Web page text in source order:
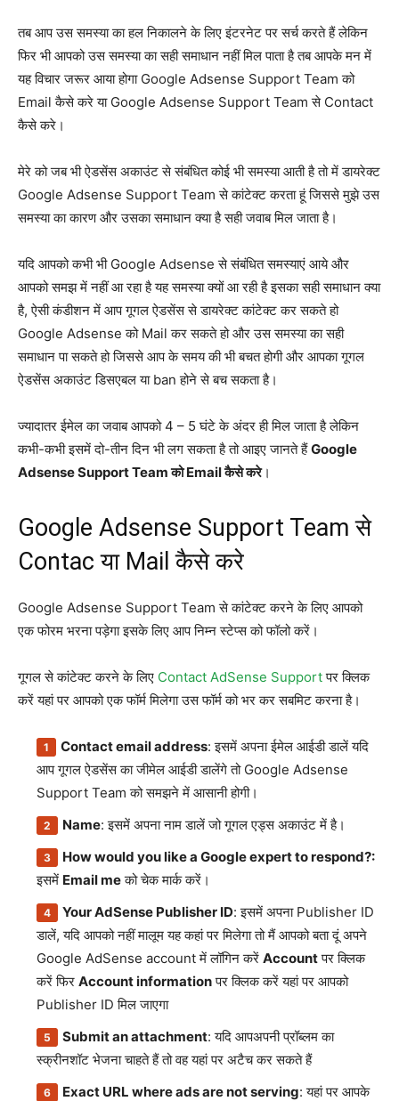
तब आप उस समस्या का हल निकालने के लिए इंटरनेट पर सर्च करते हैं लेकिन
फिर भी आपको उस समस्या का सही समाधान नहीं मिल पाता है तब आपके मन में
यह विचार जरूर आया होगा Google Adsense Support Team को
Email कैसे करे या Google Adsense Support Team से Contact
कैसे करे।
मेरे को जब भी ऐडसेंस अकाउंट से संबंधित कोई भी समस्या आती है तो में डायरेक्ट
Google Adsense Support Team से कांटेक्ट करता हूं जिससे मुझे उस
समस्या का कारण और उसका समाधान क्या है सही जवाब मिल जाता है।
यदि आपको कभी भी Google Adsense से संबंधित समस्याएं आये और
आपको समझ में नहीं आ रहा है यह समस्या क्यों आ रही है इसका सही समाधान क्या
है, ऐसी कंडीशन में आप गूगल ऐडसेंस से डायरेक्ट कांटेक्ट कर सकते हो
Google Adsense को Mail कर सकते हो और उस समस्या का सही
समाधान पा सकते हो जिससे आप के समय की भी बचत होगी और आपका गूगल
ऐडसेंस अकाउंट डिसएबल या ban होने से बच सकता है।
ज्यादातर ईमेल का जवाब आपको 4 – 5 घंटे के अंदर ही मिल जाता है लेकिन
कभी-कभी इसमें दो-तीन दिन भी लग सकता है तो आइए जानते हैंGoogle
Adsense Support Team को Email कैसे करे।
Google Adsense Support Team से
Contac या Mail कैसे करे
Google Adsense Support Team से कांटेक्ट करने के लिए आपको
एक फोरम भरना पड़ेगा इसके लिए आप निम्न स्टेप्स को फॉलो करें।
गूगल से कांटेक्ट करने के लिए Contact AdSense Supportपर क्लिक
करें यहां पर आपको एक फॉर्म मिलेगा उस फॉर्म को भर कर सबमिट करना है।
Contact email address: इसमें अपना ईमेल आईडी डालें यदि
आप गूगल ऐडसेंस का जीमेल आईडी डालेंगे तो Google Adsense
Support Team को समझने में आसानी होगी।
Name: इसमें अपना नाम डालें जो गूगल एड्स अकाउंट में है।
How would you like a Google expert to respond?:
इसमें Email meको चेक मार्क करें।
Your AdSense Publisher ID: इसमें अपना Publisher ID
डालें, यदि आपको नहीं मालूम यह कहां पर मिलेगा तो मैं आपको बता दूं अपने
Google AdSense account में लॉगिन करें Accountपर क्लिक
करें फिर Account informationपर क्लिक करें यहां पर आपको
Publisher ID मिल जाएगा
Submit an attachment: यदि आपअपनी प्रॉब्लम का
स्क्रीनशॉट भेजना चाहते हैं तो वह यहां पर अटैच कर सकते हैं
Exact URL where ads are not serving: यहां पर आपके